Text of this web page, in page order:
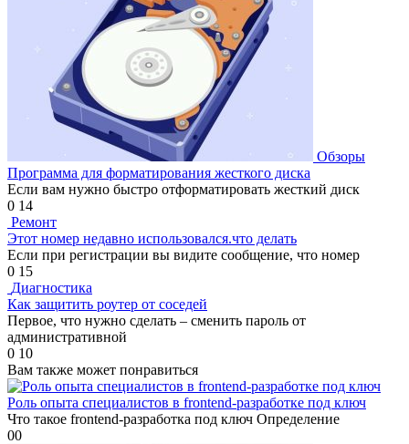
Обзоры
Программа для форматирования жесткого диска
Если вам нужно быстро отформатировать жесткий диск
0 14
Ремонт
Этот номер недавно использовался.что делать
Если при регистрации вы видите сообщение, что номер
0 15
Диагностика
Как защитить роутер от соседей
Первое, что нужно сделать – сменить пароль от
административной
0 10
Вам также может понравиться
Роль опыта специалистов в frontend-разработке под ключ
Что такое frontend-разработка под ключ Определение
00